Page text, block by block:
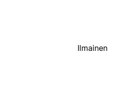
Ilmainen